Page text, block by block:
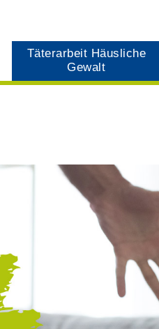
Täterarbeit Häusliche
Gewalt